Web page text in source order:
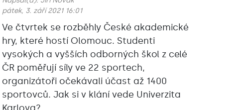
pátek, 3. září 2021 16:01
Ve čtvrtek se rozběhly České akademické
hry, které hostí Olomouc. Studenti
vysokých a vyšších odborných škol z celé
ČR poměřují síly ve 22 sportech,
organizátoři očekávali účast až 1400
sportovců. Jak si v klání vede Univerzita